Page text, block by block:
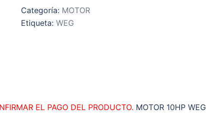
BRIDA
215TC
230/440V
Categoría: MOTOR
Etiqueta: WEG
EL PAGO DEL PRODUCTO. MOTOR 10HP WEG